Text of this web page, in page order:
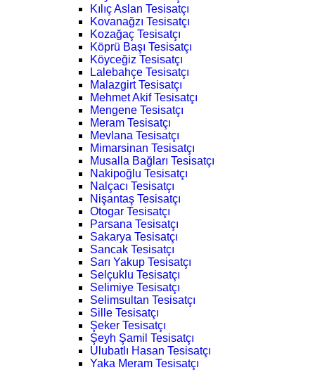
Kılıç Aslan Tesisatçı
Kovanağzı Tesisatçı
Kozağaç Tesisatçı
Köprü Başı Tesisatçı
Köyceğiz Tesisatçı
Lalebahçe Tesisatçı
Malazgirt Tesisatçı
Mehmet Akif Tesisatçı
Mengene Tesisatçı
Meram Tesisatçı
Mevlana Tesisatçı
Mimarsinan Tesisatçı
Musalla Bağları Tesisatçı
Nakipoğlu Tesisatçı
Nalçacı Tesisatçı
Nişantaş Tesisatçı
Otogar Tesisatçı
Parsana Tesisatçı
Sakarya Tesisatçı
Sancak Tesisatçı
Sarı Yakup Tesisatçı
Selçuklu Tesisatçı
Selimiye Tesisatçı
Selimsultan Tesisatçı
Sille Tesisatçı
Şeker Tesisatçı
Şeyh Şamil Tesisatçı
Ulubatlı Hasan Tesisatçı
Yaka Meram Tesisatçı